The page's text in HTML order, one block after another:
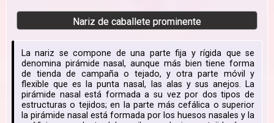
Nariz de caballete prominente
La nariz se compone de una parte fija y rígida que se
denomina pirámide nasal, aunque más bien tiene forma
de tienda de campaña o tejado, y otra parte móvil y
flexible que es la punta nasal, las alas y sus anejos. La
pirámide nasal está formada a su vez por dos tipos de
estructuras o tejidos; en la parte más cefálica o superior
la pirámide nasal está formada por los huesos nasales y la